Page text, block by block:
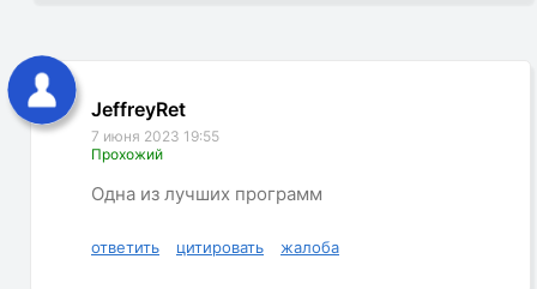
JeffreyRet
7 июня 2023 19:55
Прохожий
Одна из лучших программ
ответить цитировать жалоба